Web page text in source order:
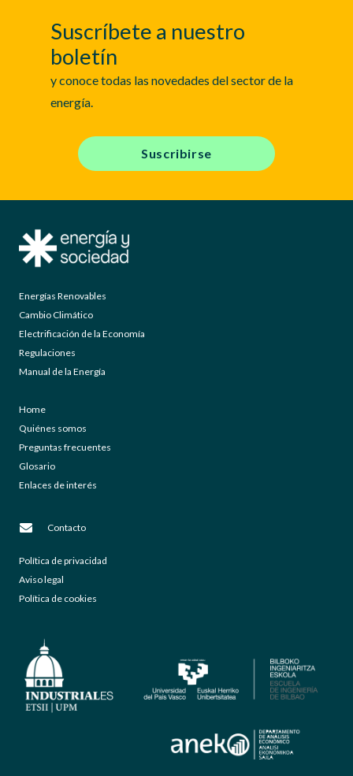
Suscríbete a nuestro
boletín
y conoce todas las novedades del sector de la
energía.
Suscribirse
Energías Renovables
Cambio Climático
Electrificación de la Economía
Regulaciones
Manual de la Energía
Home
Quiénes somos
Preguntas frecuentes
Glosario
Enlaces de interés
Contacto
Política de privacidad
Aviso legal
Política de cookies